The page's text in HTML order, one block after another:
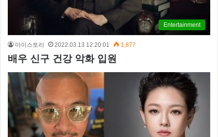
Entertainment
마이스토리 2022.03.13 12:20:01 1,877
배우 신구 건강 악화 입원